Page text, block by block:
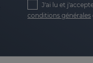
J'ai lu et
conditions générales